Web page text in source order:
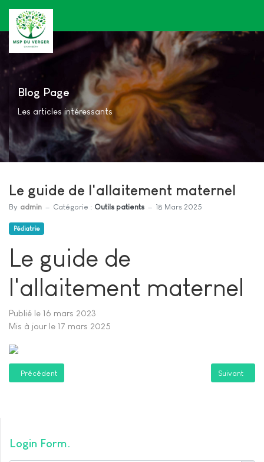
Blog Page
Les articles intéressants
Le guide de l'allaitement maternel
By admin Catégorie : Outils patients 18 Mars 2025
Pédiatrie
Le guide de
l'allaitement maternel
Publié le 16 mars 2023
Mis à jour le 17 mars 2025
Article précédent : Communication Non Violente CNV
Précédent Article
Suivant
Login Form